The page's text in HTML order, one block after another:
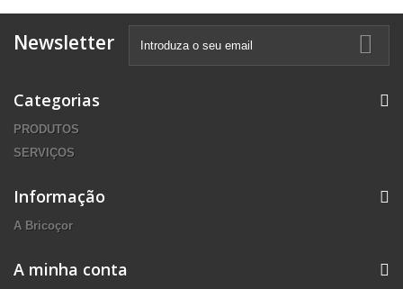
Newsletter
Categorias
PRODUTOS
SERVIÇOS
Informação
A Bricoçor
A minha conta